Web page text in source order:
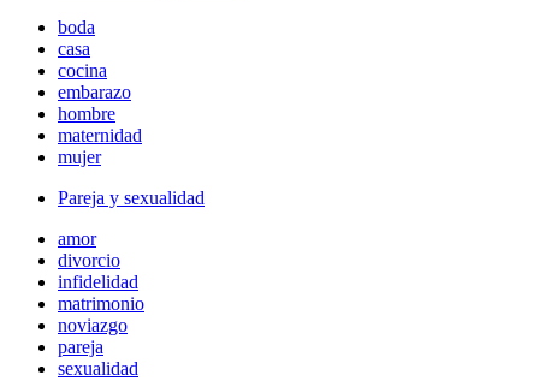
boda
casa
cocina
embarazo
hombre
maternidad
mujer
Pareja y sexualidad
amor
divorcio
infidelidad
matrimonio
noviazgo
pareja
sexualidad